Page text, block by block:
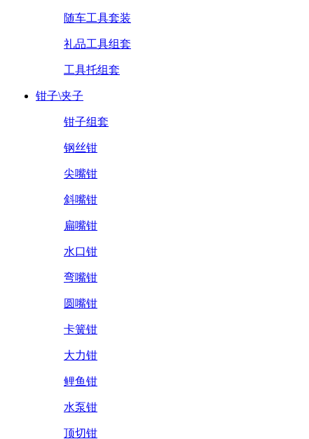
随车工具套装
礼品工具组套
工具托组套
钳子\夹子
钳子组套
钢丝钳
尖嘴钳
斜嘴钳
扁嘴钳
水口钳
弯嘴钳
圆嘴钳
卡簧钳
大力钳
鲤鱼钳
水泵钳
顶切钳